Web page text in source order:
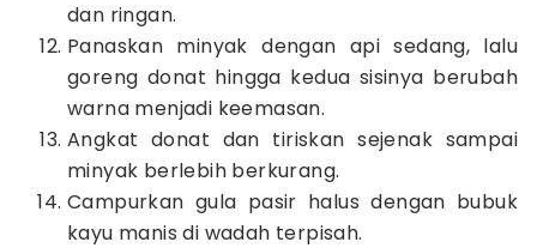
dan ringan.
Panaskan minyak dengan api sedang, lalu
goreng donat hingga kedua sisinya berubah
warna menjadi keemasan.
Angkat donat dan tiriskan sejenak sampai
minyak berlebih berkurang.
Campurkan gula pasir halus dengan bubuk
kayu manis di wadah terpisah.